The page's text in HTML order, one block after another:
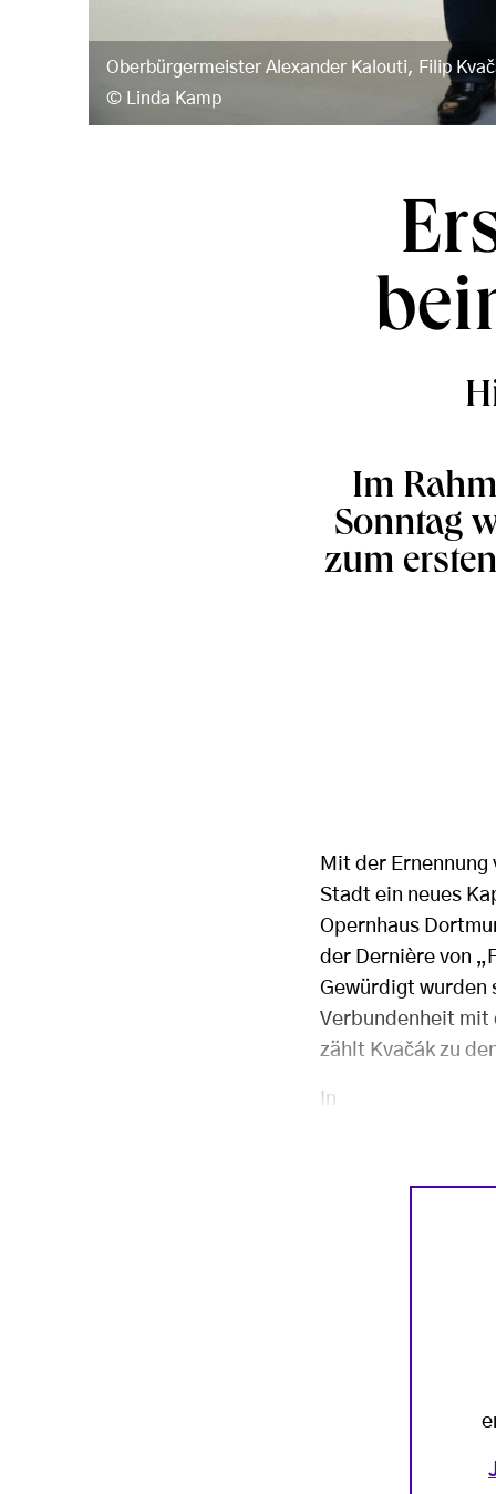
Oberbürgermeister Alexander Kalouti, Filip
Linda Kamp
Im
Sonntag
zum
Mit der
Stadt ein neues
Opernhaus
der Dernière von
Gewürdigt wurden
Verbundenheit mit
zählt Kvačák zu
In